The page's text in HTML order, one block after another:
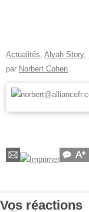
Actualités, Alyah Story,
par Norbert Cohen.
Vos réactions